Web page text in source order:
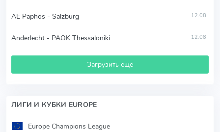
AE Paphos - Salzburg 12.08
Anderlecht - PAOK Thessaloniki 12.08
Загрузить ещё
ЛИГИ И КУБКИ EUROPE
Europe Champions League